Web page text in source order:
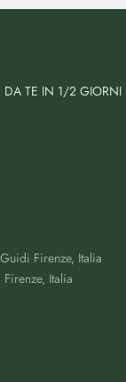
DA TE IN 1/2 GIORNI
Firenze, Italia
Italia